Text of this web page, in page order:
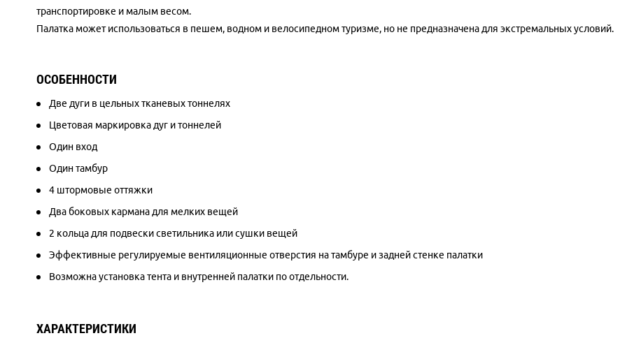
транспортировке и малым весом.
Палатка может использоваться в пешем, водном и велосипедном туризме, но не предназначена для экстремальных условий.
ОСОБЕННОСТИ
Две дуги в цельных тканевых тоннелях
Цветовая маркировка дуг и тоннелей
Один вход
Один тамбур
4 штормовые оттяжки
Два боковых кармана для мелких вещей
2 кольца для подвески светильника или сушки вещей
Эффективные регулируемые вентиляционные отверстия на тамбуре и задней стенке палатки
Возможна установка тента и внутренней палатки по отдельности.
ХАРАКТЕРИСТИКИ